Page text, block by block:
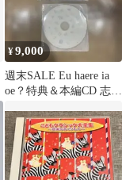
¥9,000
週末SALE Eu haere ia
oe？特典＆本編CD 志